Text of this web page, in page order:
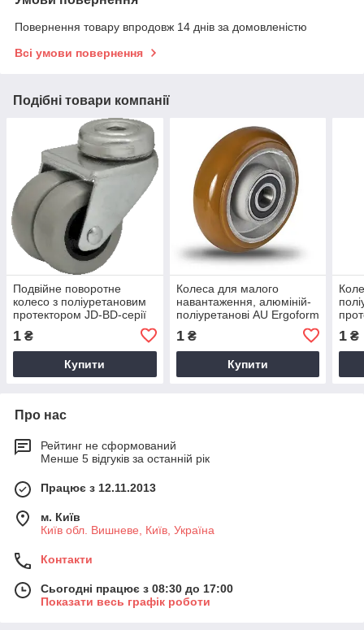
Повернення товару впродовж 14 днів за домовленістю
Всі умови повернення
Подібні товари компанії
Подвійне поворотне
колесо з поліуретановим
протектором JD-BD-серії
1 ₴
Купити
Колеса для малого
навантаження, алюміній-
поліуретанові AU Ergoform
1₴
Купити
1 ₴
Про нас
Рейтинг не сформований
Менше 5 відгуків за останній рік
Працює з 12.11.2013
м. Київ
Київ обл. Вишневе, Київ, Україна
Контакти
Сьогодні працює з 08:30 до 17:00
Показати весь графік роботи